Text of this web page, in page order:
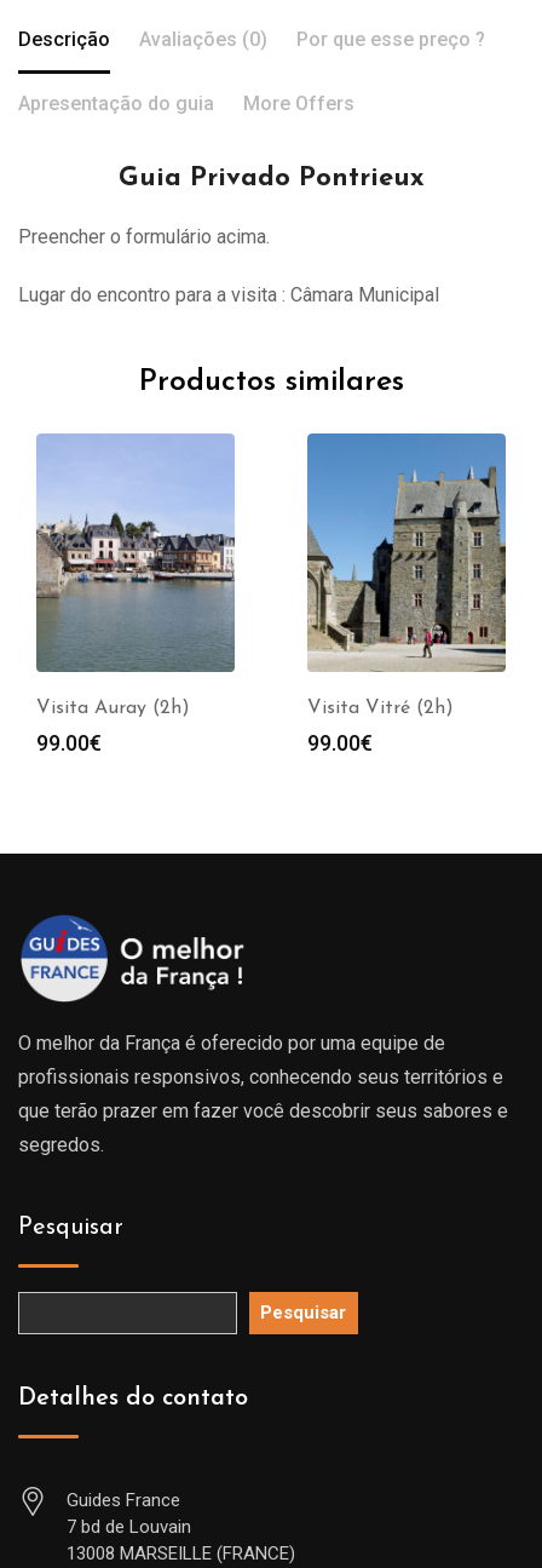
Descrição Avaliações (0) Por que esse preço ?
Apresentação do guia More Offers
Guia Privado Pontrieux
Preencher o formulário acima.
Lugar do encontro para a visita : Câmara Municipal
Productos similares
Visita Auray (2h)
99.00€
Visita Vitré (2h)
99.00€
O melhor da França é oferecido por uma equipe de
profissionais responsivos, conhecendo seus territórios e
que terão prazer em fazer você descobrir seus sabores e
segredos.
Pesquisar
Pesquisar
Detalhes do contato
Guides France
7 bd de Louvain
13008 MARSEILLE (FRANCE)